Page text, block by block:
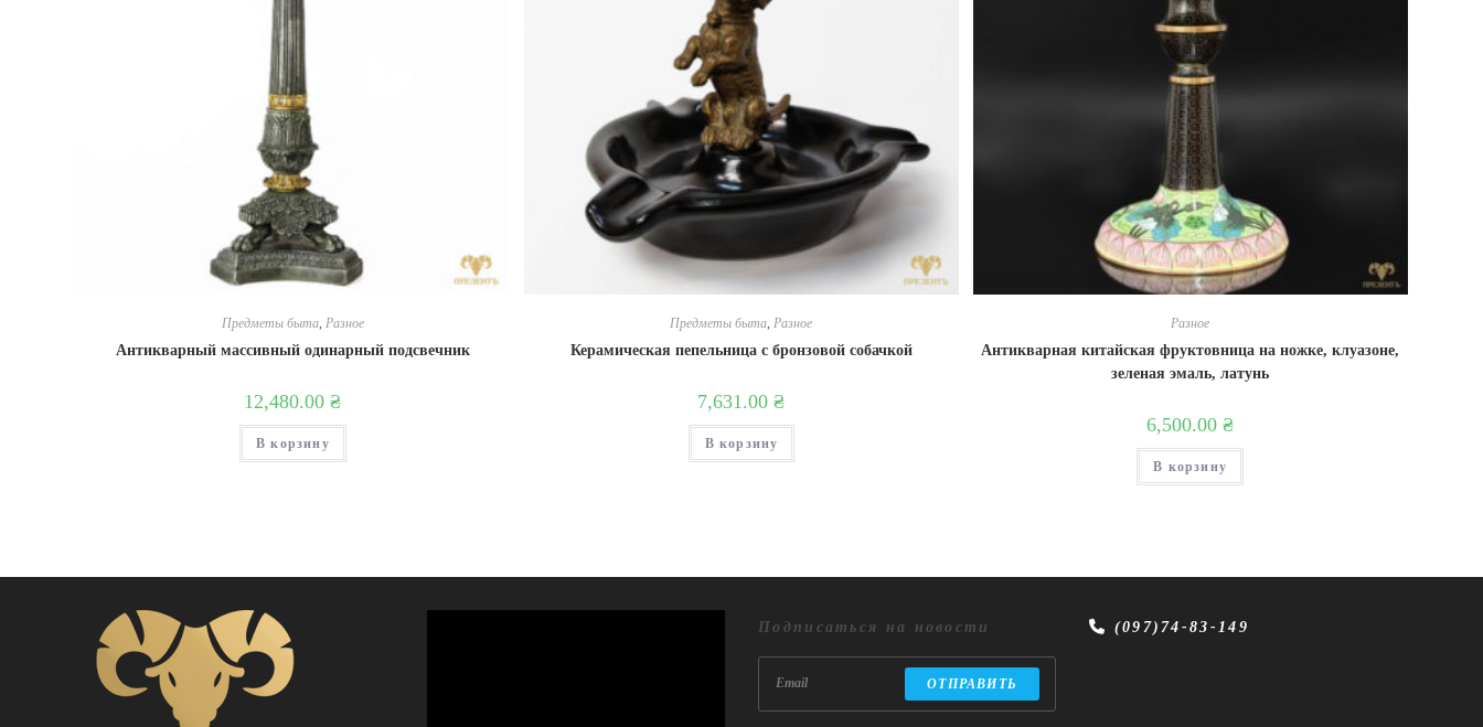
Предметы быта, Разное
Антикварный массивный одинарный подсвечник
12,480.00₴
В корзину
Предметы быта,Разное
Керамическая пепельница с бронзовой собачкой
7,631.00₴
В корзину
Разное
Антикварная китайская фруктовница на ножке, клуазоне,
зеленая эмаль, латунь
6,500.00₴
В корзину
Подписаться на новости
ОТПРАВИТЬ
(097)74-83-149